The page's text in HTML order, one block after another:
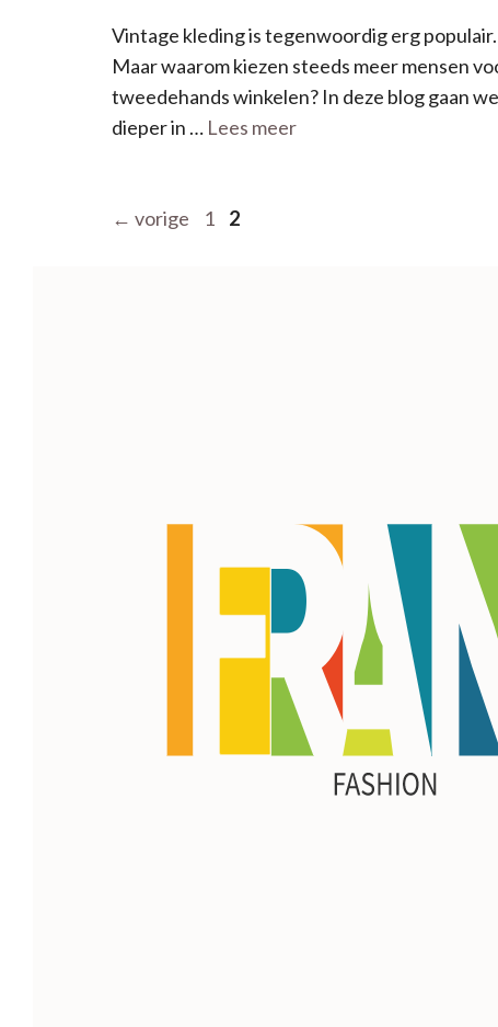
Vintage kleding is tegenwoordig erg populair.
Maar waarom kiezen steeds meer mensen
tweedehands winkelen? In deze blog gaan we
dieper in … Lees meer
← vorige Pagina
1 Pagina
2